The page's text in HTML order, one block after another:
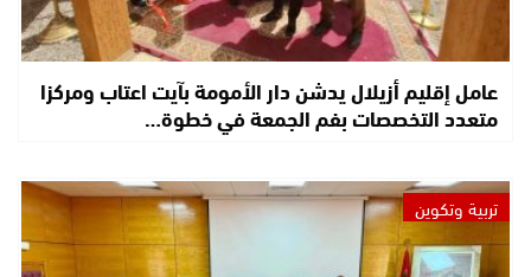
عامل إقليم أزيلال يدشن دار الأمومة بآيت اعتاب ومركزا
متعدد التخصصات بفم الجمعة في خطوة…
تربية وتكوين